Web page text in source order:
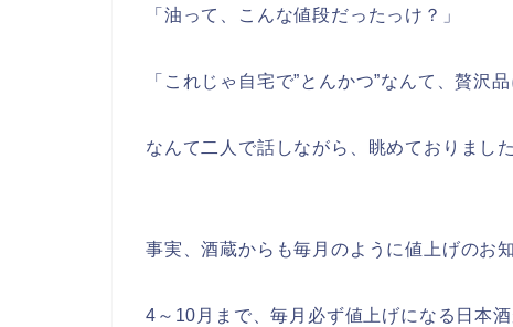
「油って、こんな値段だったっけ？」
「これじゃ自宅で”とんかつ”なんて、贅沢
なんて二人で話しながら、眺めておりました
事実、酒蔵からも毎月のように値上げのお
4～10月まで、毎月必ず値上げになる日本